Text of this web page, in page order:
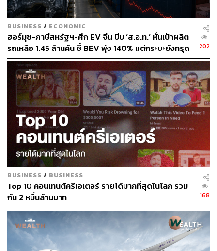
BUSINESS / ECONOMIC
ฮอร์มุซ-ภาษีสหรัฐฯ-ศึก EV จีน บีบ ‘ส.อ.ท.’ หั่นเป้าผลิต
รถเหลือ 1.45 ล้านคัน ชี้ BEV พุ่ง 140% แต่กระบะยังทรุด
202
BUSINESS / BUSINESS
Top 10 คอนเทนต์ครีเอเตอร์ รายได้มากที่สุดในโลก รวม
กัน 2 หมื่นล้านบาท
168